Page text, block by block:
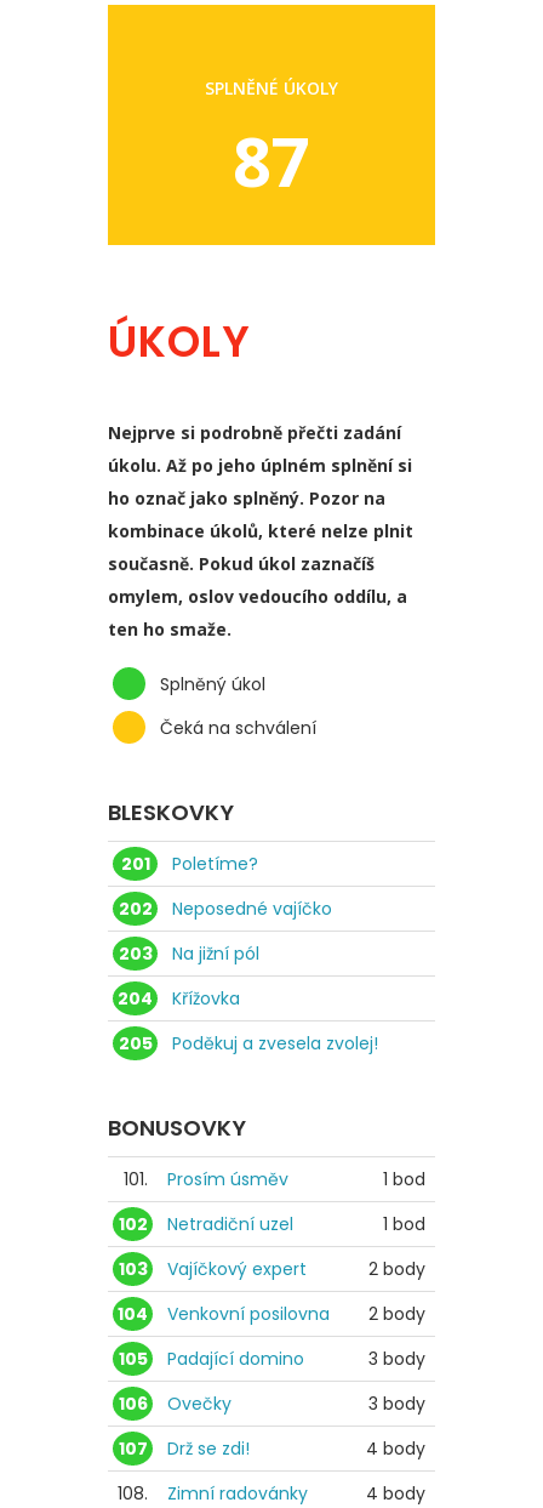
SPLNĚNÉ ÚKOLY
87
ÚKOLY
Nejprve si podrobně přečti zadání
úkolu. Až po jeho úplném splnění si
ho označ jako splněný. Pozor na
kombinace úkolů, které nelze plnit
současně. Pokud úkol zaznačíš
omylem, oslov vedoucího oddílu, a
ten ho smaže.
Splněný úkol
Čeká na schválení
BLESKOVKY
201
Poletíme?
202
Neposedné vajíčko
203
Na jižní pól
204
Křížovka
205
Poděkuj a zvesela zvolej!
BONUSOVKY
101. Prosím úsměv
1 bod
102
Netradiční uzel
1 bod
103
Vajíčkový expert
2 body
104
Venkovní posilovna
2 body
105
Padající domino
3 body
106
Ovečky
3 body
107
Drž se zdi!
4 body
108.
Zimní radovánky
4 body